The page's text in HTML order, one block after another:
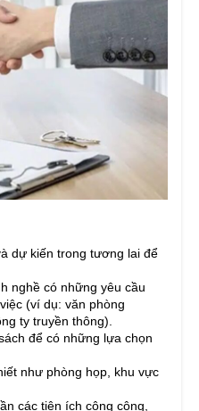
dự kiến trong tương lai để
nghề có những yêu cầu
(ví dụ: văn phòng
ty truyền thông).
để có những lựa chọn
như phòng họp, khu vực
các tiện ích công cộng,